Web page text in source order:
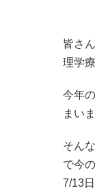
皆さ
理学
今年
まい
そん
で今
7/13